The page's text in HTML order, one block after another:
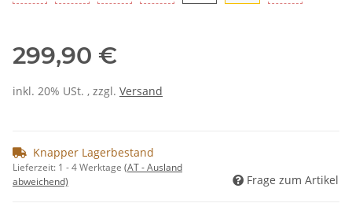
299,90 €
inkl. 20% USt. , zzgl. Versand
Knapper Lagerbestand
Lieferzeit: 1 - 4 Werktage (AT - Ausland
abweichend)
Frage zum Artikel